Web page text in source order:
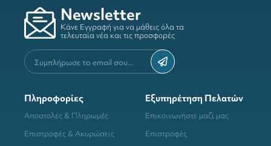
Newsletter
Κάνε Εγγραφή για να μάθεις όλα τα
τελευταία νέα και τις προσφορές
Πληροφορίες
Αποστολές & Πληρωμές
Επιστροφές & Ακυρώσεις
Εξυπηρέτηση Πελατών
Επικοινωνήστε μαζί μας
Επιστροφές